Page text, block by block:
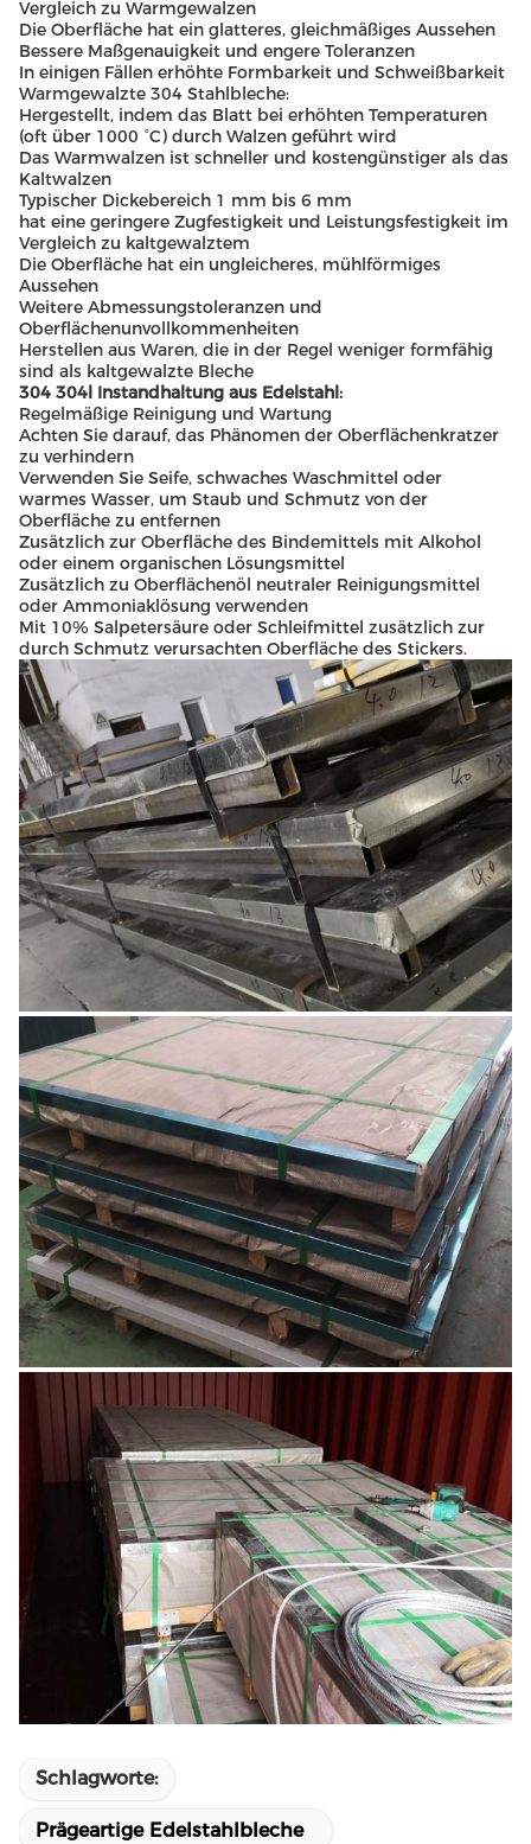
Vergleich zu Warmgewalzen
Die Oberfläche hat ein glatteres, gleichmäßiges Aussehen
Bessere Maßgenauigkeit und engere Toleranzen
In einigen Fällen erhöhte Formbarkeit und Schweißbarkeit
Warmgewalzte 304 Stahlbleche:
Hergestellt, indem das Blatt bei erhöhten Temperaturen
(oft über 1000 °C) durch Walzen geführt wird
Das Warmwalzen ist schneller und kostengünstiger als das
Kaltwalzen
Typischer Dickebereich 1 mm bis 6 mm
hat eine geringere Zugfestigkeit und Leistungsfestigkeit im
Vergleich zu kaltgewalztem
Die Oberfläche hat ein ungleicheres, mühlförmiges
Aussehen
Weitere Abmessungstoleranzen und
Oberflächenunvollkommenheiten
Herstellen aus Waren, die in der Regel weniger formfähig
sind als kaltgewalzte Bleche
304 304l Instandhaltung aus Edelstahl:
Regelmäßige Reinigung und Wartung
Achten Sie darauf, das Phänomen der Oberflächenkratzer
zu verhindern
Verwenden Sie Seife, schwaches Waschmittel oder
warmes Wasser, um Staub und Schmutz von der
Oberfläche zu entfernen
Zusätzlich zur Oberfläche des Bindemittels mit Alkohol
oder einem organischen Lösungsmittel
Zusätzlich zu Oberflächenöl neutraler Reinigungsmittel
oder Ammoniaklösung verwenden
Mit 10% Salpetersäure oder Schleifmittel zusätzlich zur
durch Schmutz verursachten Oberfläche des Stickers.
Schlagworte:
Prägeartige Edelstahlbleche